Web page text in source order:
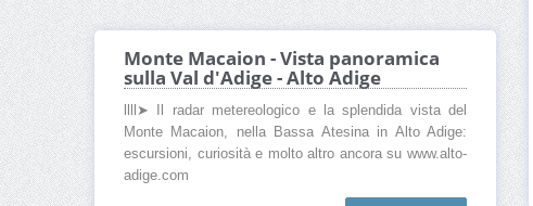
Monte Macaion - Vista panoramica
sulla Val d'Adige - Alto Adige
llll➤ Il radar metereologico e la splendida vista del
Monte Macaion, nella Bassa Atesina in Alto Adige:
escursioni, curiosità e molto altro ancora su www.alto-
adige.com